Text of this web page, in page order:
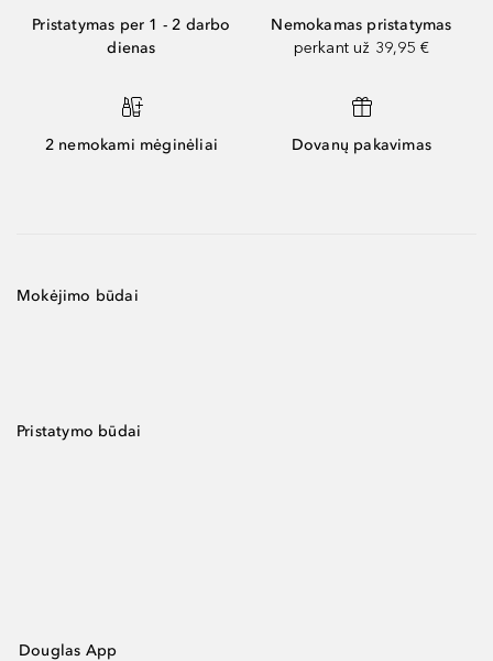
Pristatymas per 1 - 2 darbo
dienas
Nemokamas pristatymas
perkant už 39,95 €
2 nemokami mėginėliai Dovanų pakavimas
Mokėjimo būdai
Pristatymo būdai
Douglas App